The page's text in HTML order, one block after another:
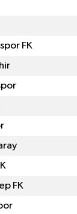
FK
FK